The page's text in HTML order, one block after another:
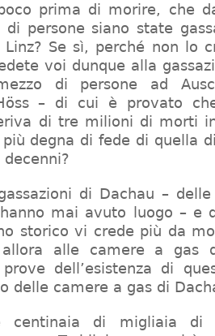
poco prima di morire, che
di persone siano state
Se sì, perché non lo
voi dunque alla
di persone ad
– di cui è provato
di tre milioni di morti
più degna di fede di quella
decenni?
di Dachau –
mai avuto luogo – e
storico vi crede più da
allora alle camere a gas
prove dell’esistenza di
delle camere a gas di
centinaia di migliaia di